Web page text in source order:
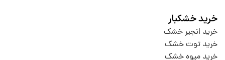
خرید خشکبار
خرید انجیر خشک
خرید توت خشک
خرید میوه خشک